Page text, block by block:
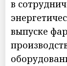
в
выпуске